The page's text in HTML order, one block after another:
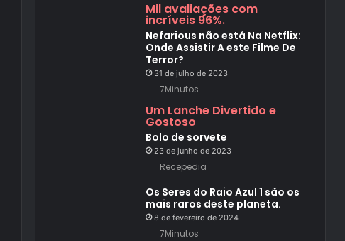
Mil avaliações com
incríveis 96%.
Nefarious não está Na Netflix:
Onde Assistir A este Filme De
Terror?
31 de julho de 2023
7Minutos
Um Lanche Divertido e
Gostoso
Bolo de sorvete
23 de junho de 2023
Recepedia
Os Seres do Raio Azul 1 são os
mais raros deste planeta.
8 de fevereiro de 2024
7Minutos